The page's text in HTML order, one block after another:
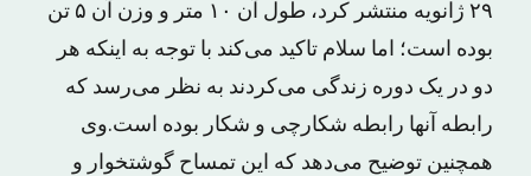
۲۹ ژانویه منتشر کرد، طول آن ۱۰ متر و وزن آن ۵ تن
بوده است؛ اما سلام تاکید می‌کند با توجه به اینکه هر
دو در یک دوره زندگی می‌کردند به نظر می‌رسد که
رابطه آنها رابطه شکارچی و شکار بوده است.وی
همچنین توضیح می‌دهد که این تمساح گوشتخوار و